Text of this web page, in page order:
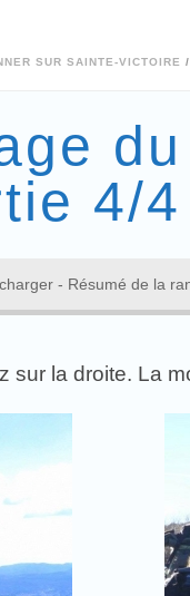
SUR SAINTE-VICTOIRE
4/4
- Résumé de la
la droite. La